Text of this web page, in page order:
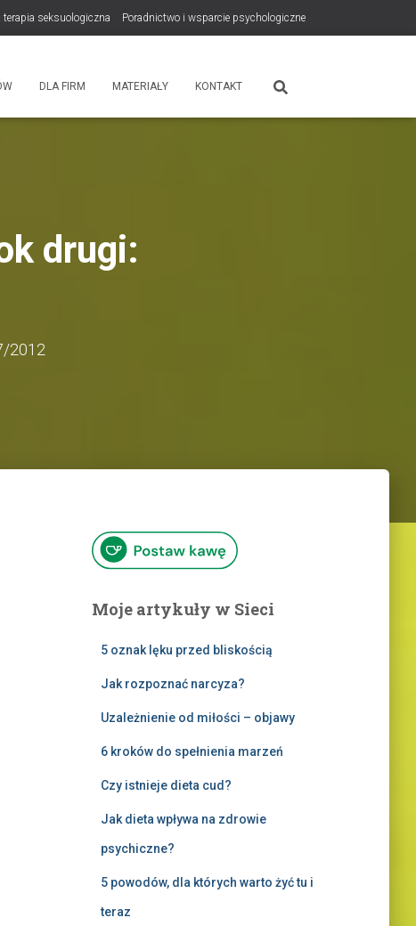
terapia seksuologiczna Poradnictwo i wsparcie psychologiczne
DLA FIRM MATERIAŁY KONTAKT
drugi:
2012
Moje artykuły w Sieci
5 oznak lęku przed bliskością
Jak rozpoznać narcyza?
Uzależnienie od miłości – objawy
6 kroków do spełnienia marzeń
Czy istnieje dieta cud?
Jak dieta wpływa na zdrowie
psychiczne?
5 powodów, dla których warto żyć tu i
teraz